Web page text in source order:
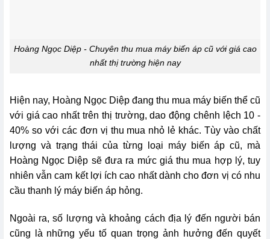
Hoàng Ngọc Diệp - Chuyên thu mua máy biến áp cũ với giá cao
nhất thị trường hiện nay
Hiện nay, Hoàng Ngọc Diệp đang thu mua máy biến thể cũ
với giá cao nhất trên thị trường, dao động chênh lệch 10 -
40% so với các đơn vị thu mua nhỏ lẻ khác. Tùy vào chất
lượng và trạng thái của từng loại máy biến áp cũ, mà
Hoàng Ngọc Diệp sẽ đưa ra mức giá thu mua hợp lý, tuy
nhiên vẫn cam kết lợi ích cao nhất dành cho đơn vị có nhu
cầu thanh lý máy biến áp hỏng.
Ngoài ra, số lượng và khoảng cách địa lý đến người bán
cũng là những yếu tố quan trọng ảnh hưởng đến quyết